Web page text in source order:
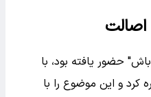
اصالت
حضور یافته بود، با
و این موضوع را با